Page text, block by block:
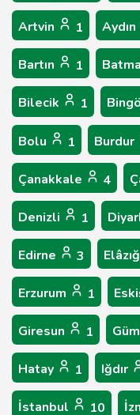
Artvin 1 Aydın
Bartın 1
Bilecik 1
Bolu 1 Burdur
Çanakkale 4
Denizli 1
Edirne 3 Elâzığ
Erzurum 1
Giresun 1
Hatay 1 Iğdır
İstanbul 10